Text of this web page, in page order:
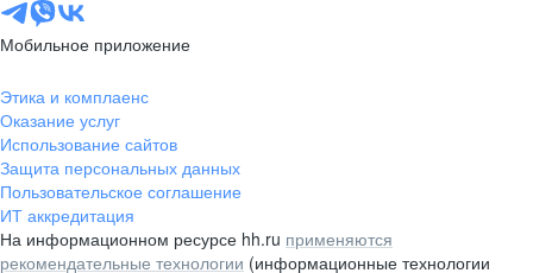
Мобильное приложение
Этика и комплаенс
Оказание услуг
Использование сайтов
Защита персональных данных
Пользовательское соглашение
ИТ аккредитация
На информационном ресурсе hh.ru применяются
рекомендательные технологии (информационные технологии